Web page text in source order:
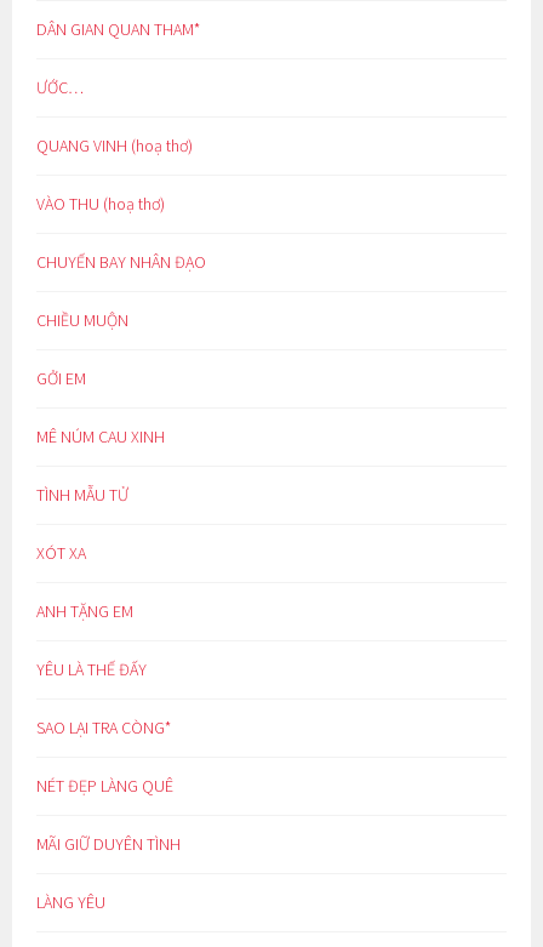
DÂN GIAN QUAN THAM*
ƯỚC…
QUANG VINH (hoạ thơ)
VÀO THU (hoạ thơ)
CHUYẾN BAY NHÂN ĐẠO
CHIỀU MUỘN
GỞI EM
MÊ NÚM CAU XINH
TÌNH MẪU TỬ
XÓT XA
ANH TẶNG EM
YÊU LÀ THẾ ĐẤY
SAO LẠI TRA CÒNG*
NÉT ĐẸP LÀNG QUÊ
MÃI GIỮ DUYÊN TÌNH
LÀNG YÊU